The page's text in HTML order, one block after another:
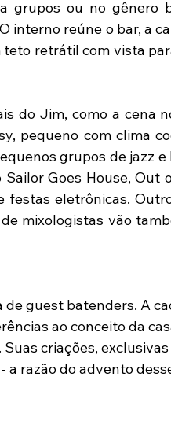
grupos ou no gênero
interno reúne o bar, a
retrátil com vista
do Jim, como a cena
pequeno com clima
grupos de jazz e
Goes House, Out
festas eletrônicas.
mixologistas vão
guest batenders. A
ao conceito da
criações, exclusivas
a razão do advento